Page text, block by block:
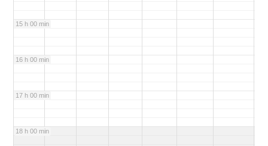
15 h 00 min
16 h 00 min
17 h 00 min
18 h 00 min